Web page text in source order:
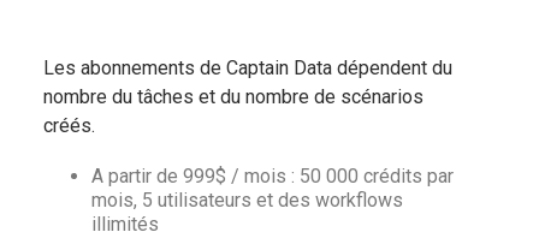
Les abonnements de Captain Data dépendent du
nombre du tâches et du nombre de scénarios
créés.
A partir de 999$ / mois : 50 000 crédits par
mois, 5 utilisateurs et des workflows
illimités